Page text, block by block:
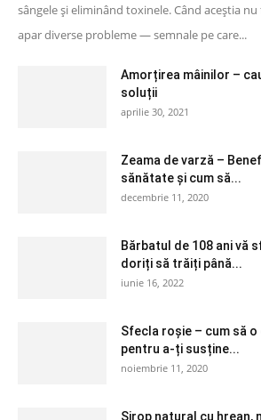
sângele și eliminând toxinele. Când aceștia
apar diverse probleme — semnale pe care...
Amorțirea mâinilor –
soluții
aprilie 30, 2021
Zeama de varză –
sănătate și cum să...
decembrie 11, 2020
Bărbatul de 108 ani vă
doriți să trăiți până...
iunie 16, 2022
Sfecla roșie – cum să
pentru a-ți susține...
noiembrie 11, 2020
Sirop natural cu hrean,